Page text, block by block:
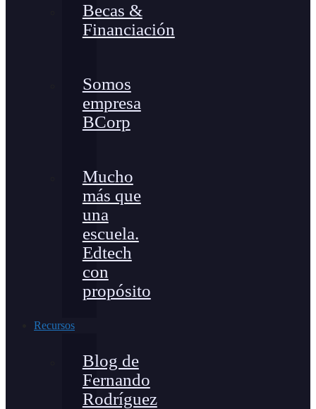
Becas &
Financiación
Somos
empresa
BCorp
Mucho
más que
una
escuela.
Edtech
con
propósito
Recursos
Blog de
Fernando
Rodríguez